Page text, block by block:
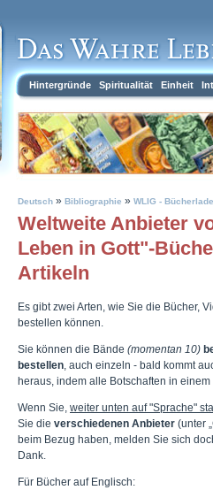
Hintergründe Spiritualität Einheit
Deutsch » Bibliographie » WLIG -
Weltweite Anbieter
Leben in Gott"-
Artikeln
Es gibt zwei Arten, wie Sie die Bücher,
bestellen können.
Sie können die Bände (momentan 10)
bestellen , auch einzeln - bald kommt
heraus, indem alle Botschaften in
Wenn Sie, weiter unten auf "Sprache"
Sie die verschiedenen Anbieter (unter
beim Bezug haben, melden Sie sich
Dank.
Für Bücher auf Englisch: